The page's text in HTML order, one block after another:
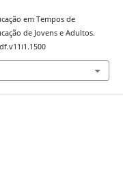
em Tempos de
de Jovens e Adultos.